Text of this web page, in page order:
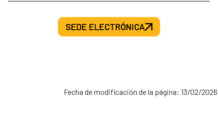
SEDE ELECTRÓNICA
Fecha de modificación de la página: 13/02/2026